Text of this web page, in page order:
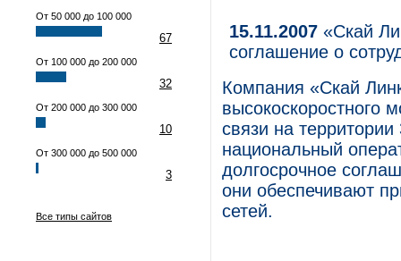
От 50 000 до 100 000
67
От 100 000 до 200 000
32
От 200 000 до 300 000
10
От 300 000 до 500 000
3
Все типы сайтов
15.11.2007 «Скай
соглашение о
Компания «Скай
высокоскоростного
связи на
национальный
долгосрочное
они обеспечивают
сетей.